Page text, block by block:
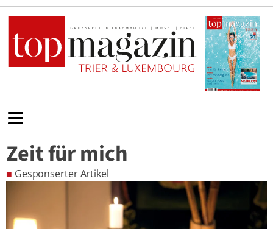
Zeit für mich
■ Gesponserter Artikel